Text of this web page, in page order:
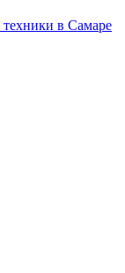
техники в Самаре